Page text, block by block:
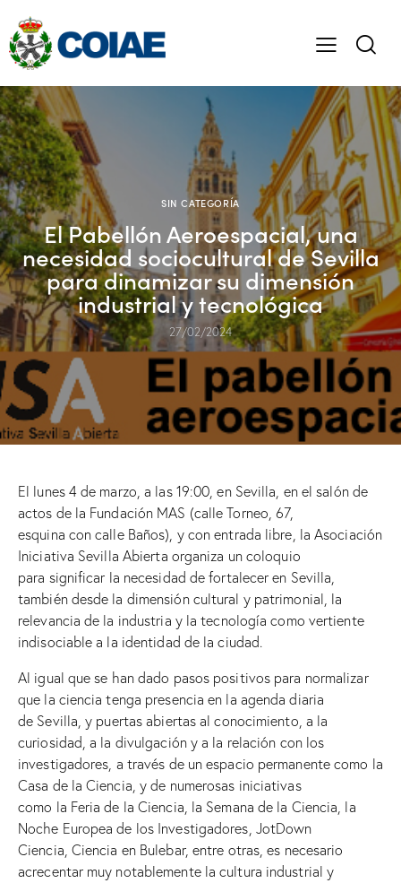
SIN CATEGORÍA
El Pabellón Aeroespacial, una
necesidad sociocultural de Sevilla
para dinamizar su dimensión
industrial y tecnológica
27/02/2024
El lunes 4 de marzo, a las 19:00, en Sevilla, en el salón de
actos de la Fundación MAS (calle Torneo, 67,
esquina con calle Baños), y con entrada libre, la Asociación
Iniciativa Sevilla Abierta organiza un coloquio
para significar la necesidad de fortalecer en Sevilla,
también desde la dimensión cultural y patrimonial, la
relevancia de la industria y la tecnología como vertiente
indisociable a la identidad de la ciudad.
Al igual que se han dado pasos positivos para normalizar
que la ciencia tenga presencia en la agenda diaria
de Sevilla, y puertas abiertas al conocimiento, a la
curiosidad, a la divulgación y a la relación con los
investigadores, a través de un espacio permanente como la
Casa de la Ciencia, y de numerosas iniciativas
como la Feria de la Ciencia, la Semana de la Ciencia, la
Noche Europea de los Investigadores, JotDown
Ciencia, Ciencia en Bulebar, entre otras, es necesario
acrecentar muy notablemente la cultura industrial y